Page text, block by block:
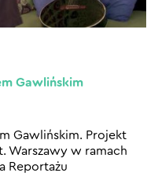
Gawlińskim
Gawlińskim. Projekt
Warszawy w ramach
Reportażu